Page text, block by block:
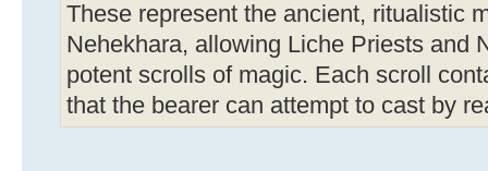
These represent the ancient, ritualistic
Nehekhara, allowing Liche Priests and
potent scrolls of magic. Each scroll
that the bearer can attempt to cast by